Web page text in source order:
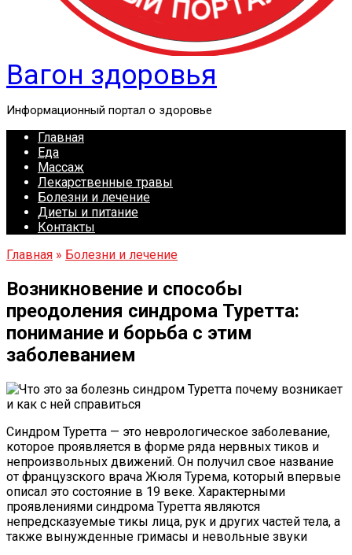
Вагон здоровья
Информационный портал о здоровье
Главная
Еда
Массаж
Лекарственные травы
Болезни и лечение
Диеты и питание
Контакты
Главная » Болезни и лечение
Возникновение и способы
преодоления синдрома Туретта:
понимание и борьба с этим
заболеванием
Синдром Туретта — это неврологическое заболевание,
которое проявляется в форме ряда нервных тиков и
непроизвольных движений. Он получил свое название
от французского врача Жюля Турема, который впервые
описал это состояние в 19 веке. Характерными
проявлениями синдрома Туретта являются
непредсказуемые тикы лица, рук и других частей тела, а
также вынужденные гримасы и невольные звуки